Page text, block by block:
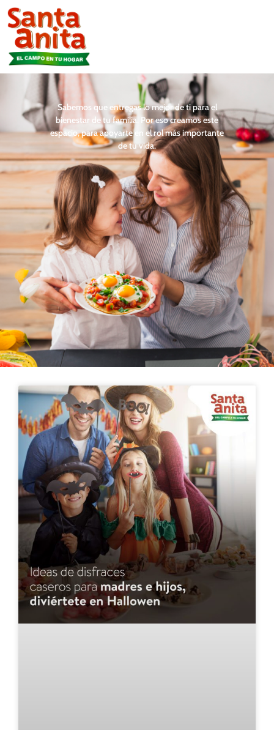
Sabemos que entregas lo mejor de ti para el
bienestar de tu familia. Por eso creamos este
espacio, para apoyarte en el rol más importante
de tu vida.